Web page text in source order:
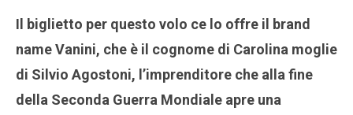
Il biglietto per questo volo ce lo offre il brand
name Vanini, che è il cognome di Carolina moglie
di Silvio Agostoni, l’imprenditore che alla fine
della Seconda Guerra Mondiale apre una